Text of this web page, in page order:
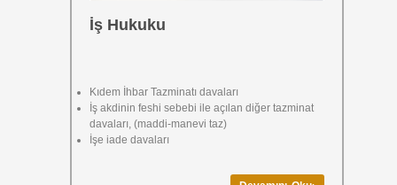
İş Hukuku
Kıdem İhbar Tazminatı davaları
İş akdinin feshi sebebi ile açılan diğer tazminat
davaları, (maddi-manevi taz)
İşe iade davaları